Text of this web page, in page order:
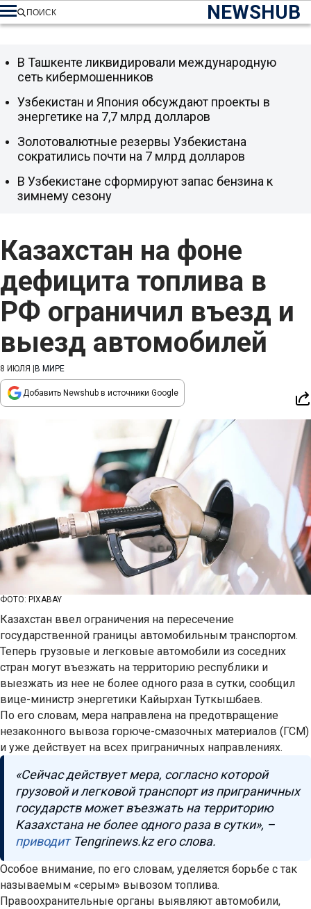
NEWSHUB
ПОИСК
Казахстан на фоне
дефицита топлива в
РФ ограничил въезд и
выезд автомобилей
8 ИЮЛЯ В МИРЕ
Добавить Newshub в источники Google
ФОТО: PIXABAY
Казахстан ввел ограничения на пересечение
государственной границы автомобильным транспортом.
Теперь грузовые и легковые автомобили из соседних
стран могут въезжать на территорию республики и
выезжать из нее не более одного раза в сутки, сообщил
вице-министр энергетики Кайырхан Туткышбаев.
По его словам, мера направлена на предотвращение
незаконного вывоза горюче-смазочных материалов (ГСМ)
и уже действует на всех приграничных направлениях.
«Сейчас действует мера, согласно которой
грузовой и легковой транспорт из приграничных
государств может въезжать на территорию
Казахстана не более одного раза в сутки», –
приводит Tengrinews.kz его слова.
Особое внимание, по его словам, уделяется борьбе с так
называемым «серым» вывозом топлива.
Правоохранительные органы выявляют автомобили,
В Ташкенте ликвидировали международную
сеть кибермошенников
Узбекистан и Япония обсуждают проекты в
энергетике на 7,7 млрд долларов
Золотовалютные резервы Узбекистана
сократились почти на 7 млрд долларов
В Узбекистане сформируют запас бензина к
зимнему сезону